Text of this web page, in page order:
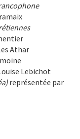
Athar
Lebichot
représentée par